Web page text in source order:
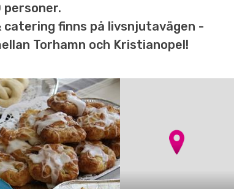
catering finns på livsnjutavägen -
Torhamn och Kristianopel!